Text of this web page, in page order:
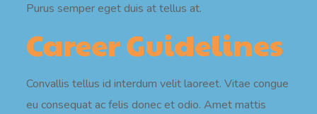
Purus semper eget duis at tellus at.
Career Guidelines
Convallis tellus id interdum velit laoreet. Vitae congue
eu consequat ac felis donec et odio. Amet mattis